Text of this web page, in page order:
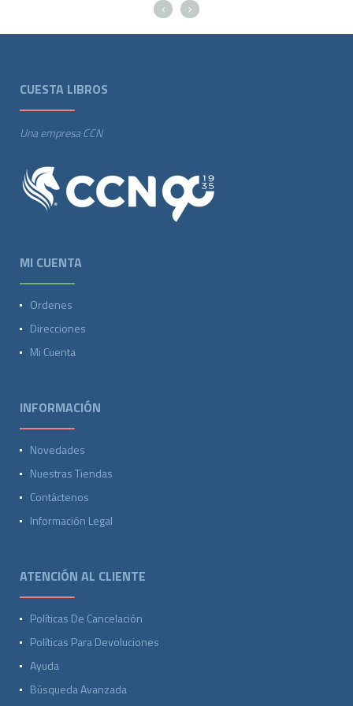
CUESTA LIBROS
Una empresa CCN
MI CUENTA
Ordenes
Direcciones
Mi Cuenta
INFORMACIÓN
Novedades
Nuestras Tiendas
Contáctenos
Información Legal
ATENCIÓN AL CLIENTE
Políticas De Cancelación
Políticas Para Devoluciones
Ayuda
Búsqueda Avanzada